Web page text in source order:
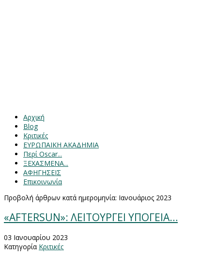
Αρχική
Blog
Κριτικές
ΕΥΡΩΠΑΙΚΗ ΑΚΑΔΗΜΙΑ
Περί Oscar...
ΞΕΧΑΣΜΕΝΑ...
ΑΦΗΓΗΣΕΙΣ
Επικοινωνία
Προβολή άρθρων κατά ημερομηνία: Ιανουάριος 2023
«AFTERSUN»: ΛΕΙΤΟΥΡΓΕΙ ΥΠΟΓΕΙΑ…
03 Ιανουαρίου 2023
Κατηγορία Κριτικές